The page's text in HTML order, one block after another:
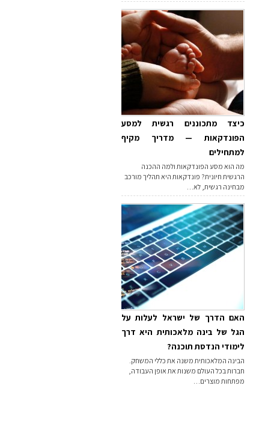
כיצד מתכוננים רגשית למסע
הפונדקאות — מדריך מקיף
למתחילים
מה הוא מסע הפונדקאות ולמה ההכנה
הרגשית חיונית? פונדקאות היא תהליך מורכב
מבחינה רגשית, לא…
האם הדרך של ישראל לעלות על
הגל של בינה מלאכותית היא דרך
לימודי הנדסת תוכנה?
הבינה המלאכותית משנה את כללי המשחק.
חברות בכל העולם משנות את אופן העבודה,
מפתחות מוצרים…